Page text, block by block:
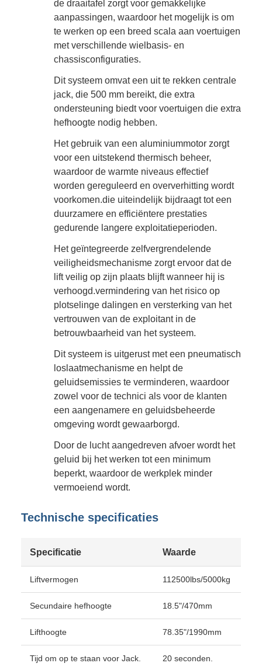
de draaitafel zorgt voor gemakkelijke
aanpassingen, waardoor het mogelijk is om
te werken op een breed scala aan voertuigen
met verschillende wielbasis- en
chassisconfiguraties.
Dit systeem omvat een uit te rekken centrale
jack, die 500 mm bereikt, die extra
ondersteuning biedt voor voertuigen die extra
hefhoogte nodig hebben.
Het gebruik van een aluminiummotor zorgt
voor een uitstekend thermisch beheer,
waardoor de warmte niveaus effectief
worden gereguleerd en oververhitting wordt
voorkomen.die uiteindelijk bijdraagt tot een
duurzamere en efficiëntere prestaties
gedurende langere exploitatieperioden.
Het geïntegreerde zelfvergrendelende
veiligheidsmechanisme zorgt ervoor dat de
lift veilig op zijn plaats blijft wanneer hij is
verhoogd.vermindering van het risico op
plotselinge dalingen en versterking van het
vertrouwen van de exploitant in de
betrouwbaarheid van het systeem.
Dit systeem is uitgerust met een pneumatisch
loslaatmechanisme en helpt de
geluidsemissies te verminderen, waardoor
zowel voor de technici als voor de klanten
een aangenamere en geluidsbeheerde
omgeving wordt gewaarborgd.
Door de lucht aangedreven afvoer wordt het
geluid bij het werken tot een minimum
beperkt, waardoor de werkplek minder
vermoeiend wordt.
Technische specificaties
Specificatie Waarde
Liftvermogen 112500lbs/5000kg
Secundaire hefhoogte 18.5"/470mm
Lifthoogte 78.35"/1990mm
Tijd om op te staan voor Jack. 20 seconden.